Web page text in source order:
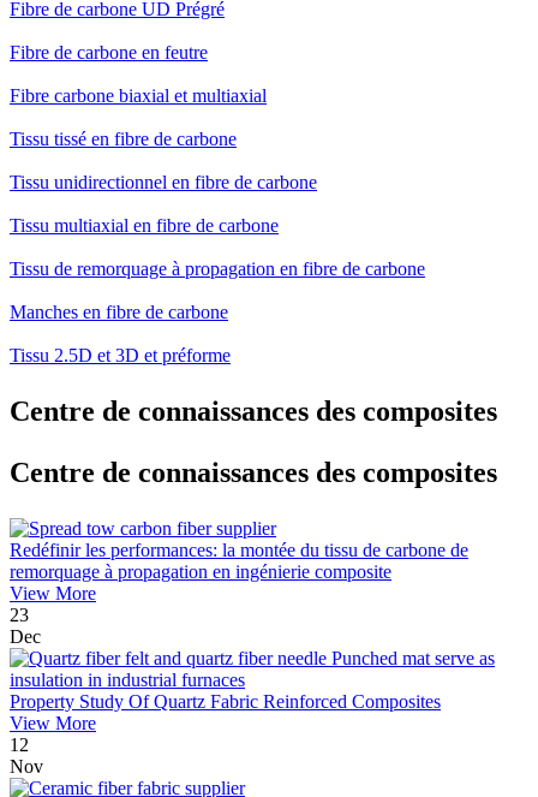
Fibre de carbone UD Prégré
Fibre de carbone en feutre
Fibre carbone biaxial et multiaxial
Tissu tissé en fibre de carbone
Tissu unidirectionnel en fibre de carbone
Tissu multiaxial en fibre de carbone
Tissu de remorquage à propagation en fibre de carbone
Manches en fibre de carbone
Tissu 2.5D et 3D et préforme
Centre de connaissances des composites
Centre de connaissances des composites
Redéfinir les performances: la montée du tissu de carbone de
remorquage à propagation en ingénierie composite
View More
23
Dec
Property Study Of Quartz Fabric Reinforced Composites
View More
12
Nov